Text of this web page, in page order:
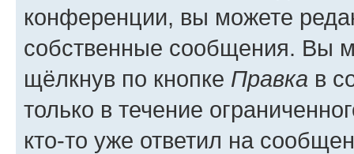
конференции, вы можете
собственные сообщения. Вы
щёлкнув по кнопке Правка в
только в течение
кто-то уже ответил на